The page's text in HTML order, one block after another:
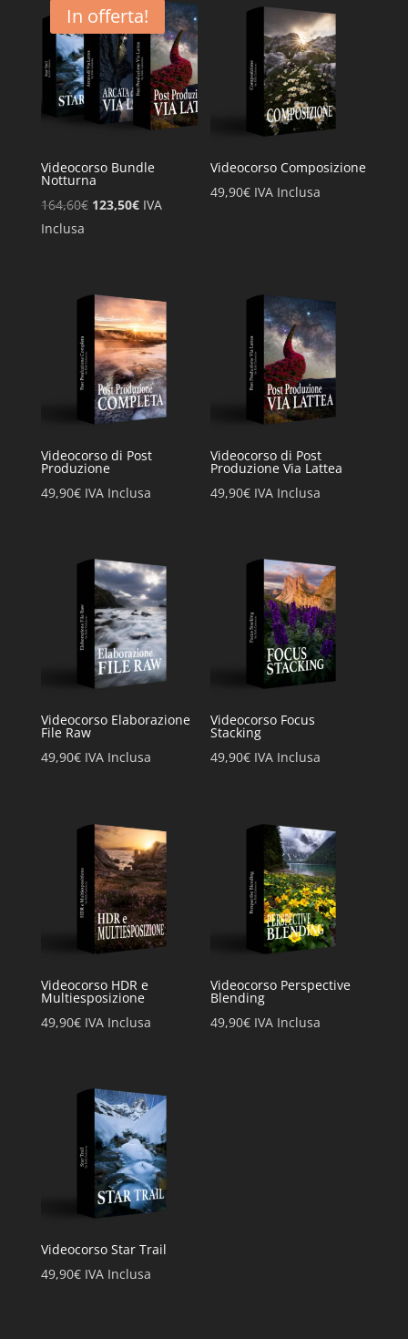
164,60€.123,50€.
In offerta!
Videocorso Bundle
Notturna
164,60€ Il
164,60€.
123,50€Il
123,50€.
IVA
Inclusa
Videocorso Composizione
49,90€ IVA Inclusa
Videocorso di Post
Produzione
49,90€ IVA Inclusa
Videocorso di Post
Produzione Via Lattea
49,90€ IVA Inclusa
Videocorso Elaborazione
File Raw
49,90€ IVA Inclusa
Videocorso Focus
Stacking
49,90€ IVA Inclusa
Videocorso HDR e
Multiesposizione
49,90€ IVA Inclusa
Videocorso Perspective
Blending
49,90€ IVA Inclusa
Videocorso Star Trail
49,90€ IVA Inclusa